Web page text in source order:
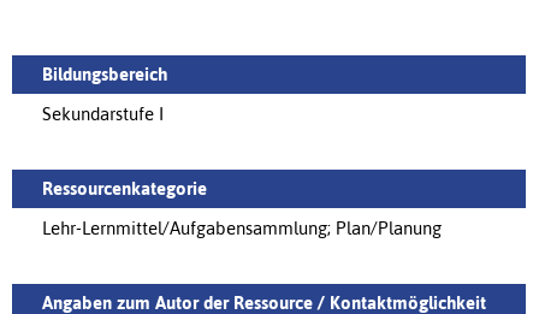
Bildungsbereich
Sekundarstufe I
Ressourcenkategorie
Lehr-Lernmittel/Aufgabensammlung; Plan/Planung
Angaben zum Autor der Ressource / Kontaktmöglichkeit